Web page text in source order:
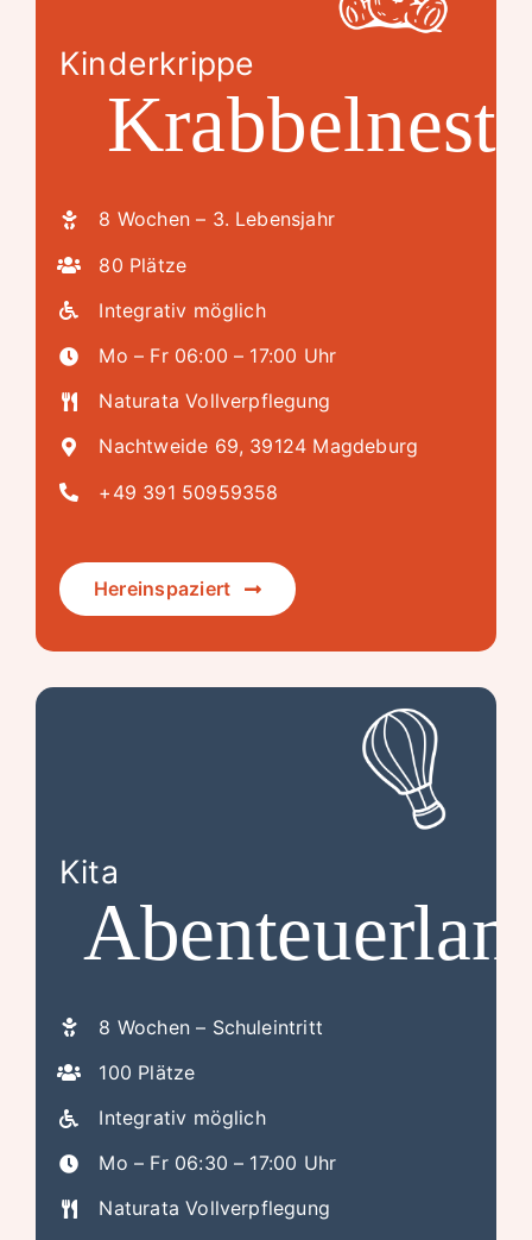
Kinderkrippe
Krabbelnest
8 Wochen – 3. Lebensjahr
80 Plätze
Integrativ möglich
Mo – Fr 06:00 – 17:00 Uhr
Naturata Vollverpflegung
Nachtweide 69, 39124 Magdeburg
+49 391 50959358
Hereinspaziert
Kita
8 Wochen – Schuleintritt
100 Plätze
Integrativ möglich
Mo – Fr 06:30 – 17:00 Uhr
Naturata Vollverpflegung